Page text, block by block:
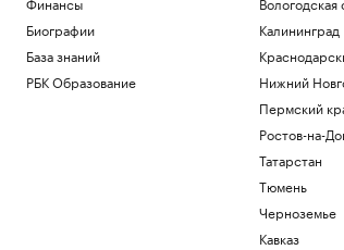
Биографии
База знаний
РБК Образование
Калининград
Нижний
Пермский
Ростов-на-
Татарстан
Тюмень
Черноземье
Кавказ